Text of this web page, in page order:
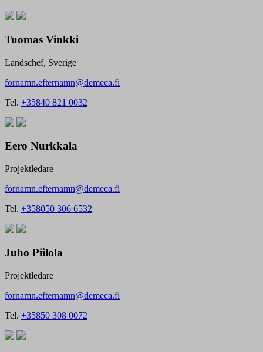
Tuomas Vinkki
Landschef, Sverige
fornamn.efternamn@demeca.fi
Tel. +35840 821 0032
Eero Nurkkala
Projektledare
fornamn.efternamn@demeca.fi
Tel. +358050 306 6532
Juho Piilola
Projektledare
fornamn.efternamn@demeca.fi
Tel. +35850 308 0072